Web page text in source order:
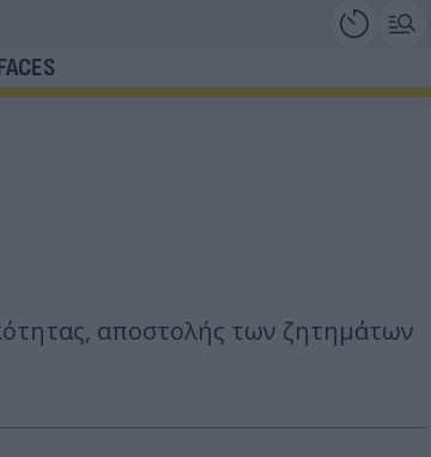
αποστολής των ζητημάτων